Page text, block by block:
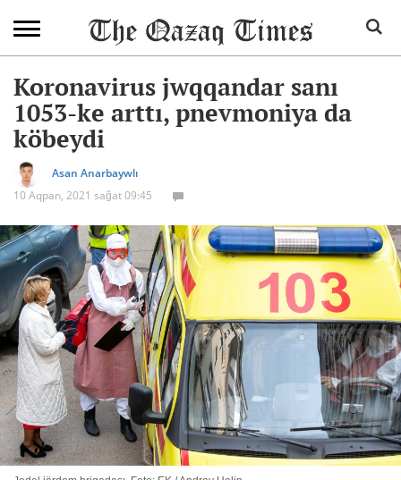
Koronavirus jwqqandar sanı
1053-ke arttı, pnevmoniya da
köbeydi
Asan Anarbaywlı
10 Aqpan, 2021 sağat 09:45